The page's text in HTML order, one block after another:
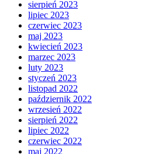
sierpień 2023
lipiec 2023
czerwiec 2023
maj 2023
kwiecień 2023
marzec 2023
luty 2023
styczeń 2023
listopad 2022
październik 2022
wrzesień 2022
sierpień 2022
lipiec 2022
czerwiec 2022
maj 2022